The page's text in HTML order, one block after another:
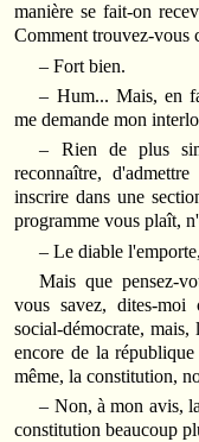
manière se fait‑on
Comment trouvez‑vous
– Fort bien.
– Hum... Mais, en
me demande mon
– Rien de plus
reconnaître,
inscrire dans une
programme vous plaît,
– Le diable
Mais que
vous savez,
social-démocrate,
encore de la
même, la constitution,
– Non, à mon avis,
constitution beaucoup